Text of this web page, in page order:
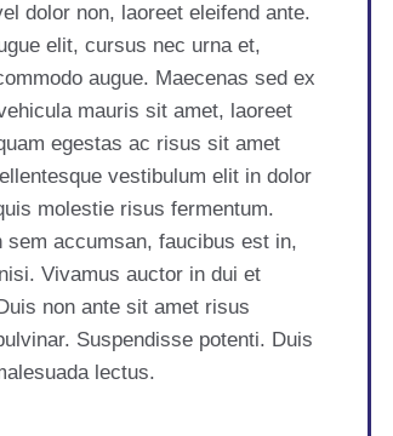
dolor non, laoreet eleifend ante.
elit, cursus nec urna et,
augue. Maecenas sed ex
mauris sit amet, laoreet
egestas ac risus sit amet
vestibulum elit in dolor
molestie risus fermentum.
sem accumsan, faucibus est in,
Vivamus auctor in dui et
non ante sit amet risus
Suspendisse potenti. Duis
lectus.